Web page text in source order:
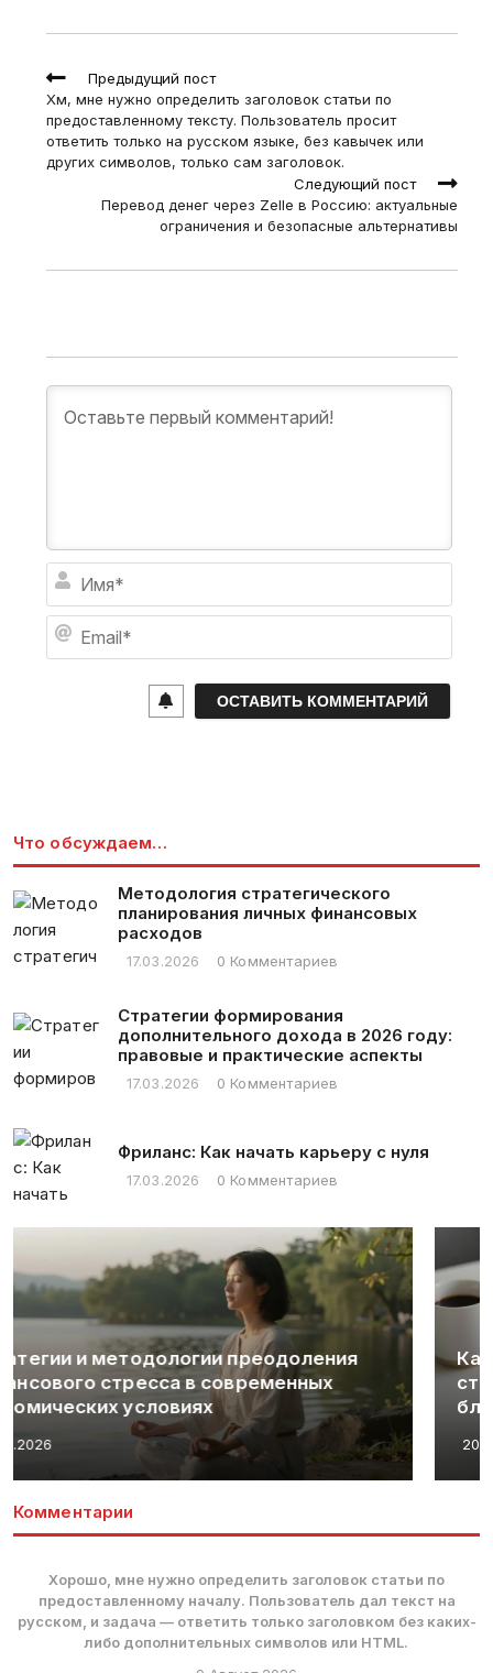
Read
more
articles
Предыдущий пост
Хм, мне нужно определить заголовок статьи по
предоставленному тексту. Пользователь просит
ответить только на русском языке, без кавычек или
других символов, только сам заголовок.
Следующий пост
Перевод денег через Zelle в Россию: актуальные
ограничения и безопасные альтернативы
я
Что обсуждаем…
Методология стратегического
планирования личных финансовых
расходов
17.03.2026 0 Комментариев
Стратегии формирования
дополнительного дохода в 2026 году:
правовые и практические аспекты
17.03.2026 0 Комментариев
Фриланс: Как начать карьеру с нуля
17.03.2026 0 Комментариев
Как избежать финансовых ошибок:
стратегии для устойчивого финансового
благополучия
Комментарии
Хорошо, мне нужно определить заголовок статьи по
предоставленному началу. Пользователь дал текст на
русском, и задача — ответить только заголовком без каких-
либо дополнительных символов или HTML.